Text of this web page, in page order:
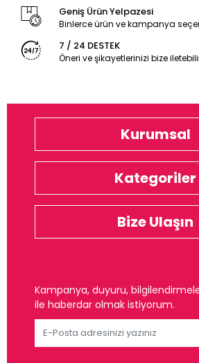
Geniş Ürün Yelpazesi
Binlerce ürün ve kampanya
7 / 24 DESTEK
Öneri ve şikayetlerinizi bize
Kurumsal
Kategoriler
Bize Ulaşın
Kampanya, duyuru,
ile haberdar olmak istiyorum.